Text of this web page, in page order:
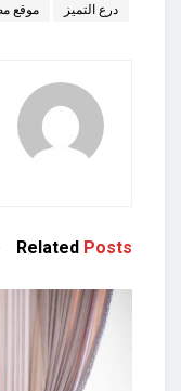
درع التميز موقع
Related Posts